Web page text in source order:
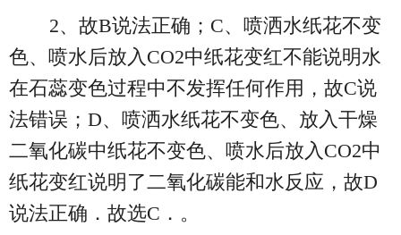
2、故B说法正确；C、喷洒水纸花不变
色、喷水后放入CO2中纸花变红不能说明水
在石蕊变色过程中不发挥任何作用，故C说
法错误；D、喷洒水纸花不变色、放入干燥
二氧化碳中纸花不变色、喷水后放入CO2中
纸花变红说明了二氧化碳能和水反应，故D
说法正确．故选C．。